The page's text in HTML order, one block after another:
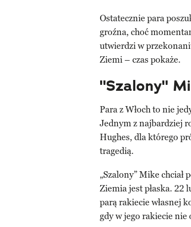
Ostatecznie para
groźna, choć
utwierdzi w
Ziemi – czas pokaże.
"Szalony"
Para z Włoch to nie
Jednym z najbardziej
Hughes, dla którego
tragedią.
„Szalony” Mike
Ziemia jest płaska. 22
parą rakiecie własnej
gdy w jego rakiecie nie